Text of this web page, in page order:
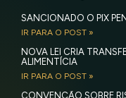
SANCIONADO O PIX
IR PARA O POST »
NOVA LEI CRIA
ALIMENTÍCIA
IR PARA O POST »
CONVENÇÃO SOBRE